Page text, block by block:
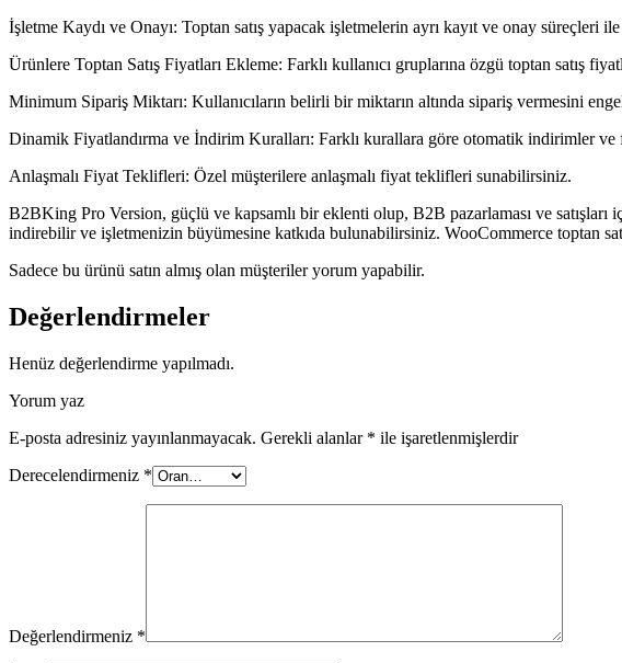
İşletme Kaydı ve Onayı: Toptan satış yapacak işletmelerin ayrı kayıt ve onay süreçleri
Ürünlere Toptan Satış Fiyatları Ekleme: Farklı kullanıcı gruplarına özgü toptan satış
Minimum Sipariş Miktarı: Kullanıcıların belirli bir miktarın altında sipariş vermesini
Dinamik Fiyatlandırma ve İndirim Kuralları: Farklı kurallara göre otomatik indirimler ve
Anlaşmalı Fiyat Teklifleri: Özel müşterilere anlaşmalı fiyat teklifleri sunabilirsiniz.
B2BKing Pro Version, güçlü ve kapsamlı bir eklenti olup, B2B pazarlaması ve
indirebilir ve işletmenizin büyümesine katkıda bulunabilirsiniz. WooCommerce toptan
Sadece bu ürünü satın almış olan müşteriler yorum yapabilir.
Değerlendirmeler
Henüz değerlendirme yapılmadı.
Yorum yaz
E-posta adresiniz yayınlanmayacak. Gerekli alanlar * ile işaretlenmişlerdir
Derecelendirmeniz *
Değerlendirmeniz *